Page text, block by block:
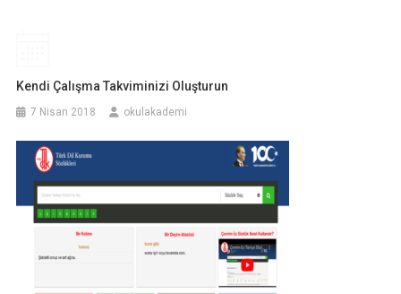
Kendi Çalışma Takviminizi Oluşturun
7 Nisan 2018 okulakademi